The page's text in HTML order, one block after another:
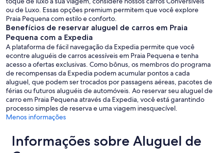
ou de Luxo. Essas opções premium permitem que você explore
Praia Pequena com estilo e conforto.
Benefícios de reservar aluguel de carros em Praia
Pequena com a Expedia
A plataforma de fácil navegação da Expedia permite que você
econtre aluguéis de carros acessíveis em Praia Pequena e tenha
acesso a ofertas exclusivas. Como bônus, os membros do programa
de recompensas da Expedia podem acumular pontos a cada
aluguel, que podem ser trocados por passagens aéreas, pacotes de
férias ou futuros aluguéis de automóveis. Ao reservar seu aluguel de
carro em Praia Pequena através da Expedia, você está garantindo
processo simples de reserva e uma viagem inesquecível.
Menos informações
Informações sobre Aluguel de